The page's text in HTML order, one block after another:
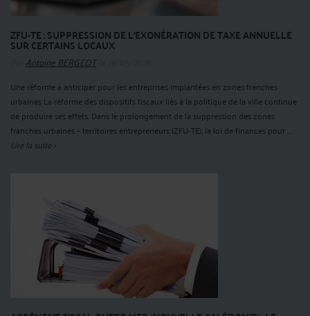
ZFU-TE : SUPPRESSION DE L’EXONÉRATION DE TAXE ANNUELLE
SUR CERTAINS LOCAUX
Antoine BERGEOTle 19/05/2026
Une réforme à anticiper pour les entreprises implantées en zones franches
urbaines La réforme des dispositifs fiscaux liés à la politique de la ville continue
de produire ses effets. Dans le prolongement de la suppression des zones
franches urbaines – territoires entrepreneurs (ZFU-TE), la loi de finances pour ...
Lire la suite >